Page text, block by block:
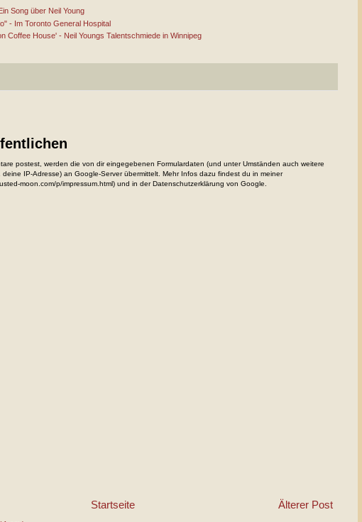
Song über Neil Young
- Im Toronto General Hospital
Coffee House' - Neil Youngs Talentschmiede in Winnipeg
postest, werden die von dir eingegebenen Formulardaten (und unter Umständen auch weitere
IP-Adresse) an Google-Server übermittelt. Mehr Infos dazu findest du in meiner
moon.com/p/impressum.html) und in der Datenschutzerklärung von Google.
Älterer Post
Startseite